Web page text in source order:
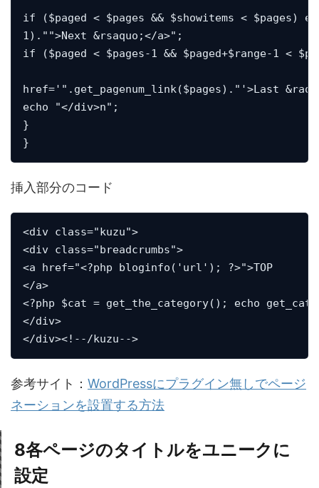
if ($paged < $pages && $showitems < $pages)
1)."">Next &rsaquo;</a>";
if ($paged < $pages-1 && $paged+$range-1 <
href='".get_pagenum_link($pages)."'>Last
echo "</div>n";
}
}
挿入部分のコード
<div class="kuzu">
<div class="breadcrumbs">
<a href="<?php bloginfo('url'); ?>">TOP
</a>
<?php $cat = get_the_category(); echo
</div>
</div><!--/kuzu-->
参考サイト： WordPressにプラグイン無しでページ
ネーションを設置する方法
8各ページのタイトルをユニークに
設定